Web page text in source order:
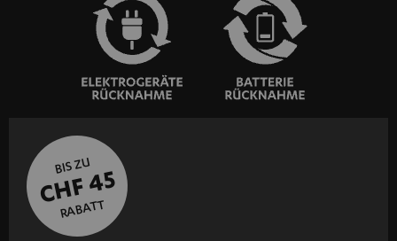
BIS ZU
CHF 45
RABATT